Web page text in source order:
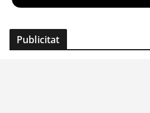
Publicitat